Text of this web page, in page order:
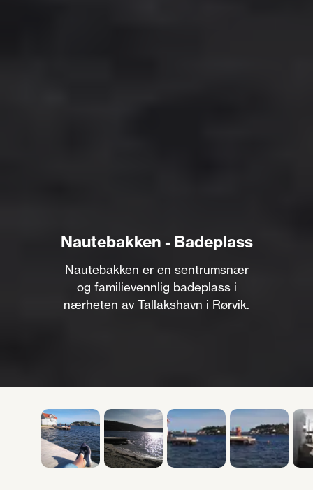
Nautebakken - Badeplass
Nautebakken er en sentrumsnær
og familievennlig badeplass i
nærheten av Tallakshavn i Rørvik.